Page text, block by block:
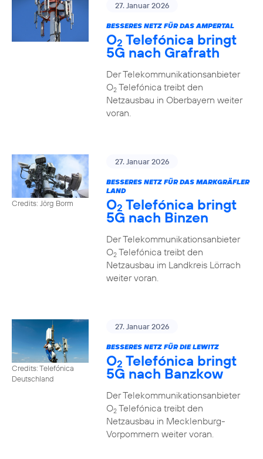
27. Januar 2026
BESSERES NETZ FÜR DAS AMPERTAL
O2 Telefónica bringt
5G nach Grafrath
Der Telekommunikationsanbieter
O2Telefónica treibt den
Netzausbau in Oberbayern weiter
voran.
Credits: Jörg Borm
27. Januar 2026
BESSERES NETZ FÜR DAS MARKGRÄFLER
LAND
O2 Telefónica bringt
5G nach Binzen
Der Telekommunikationsanbieter
O2Telefónica treibt den
Netzausbau im Landkreis Lörrach
weiter voran.
Credits: Telefónica
Deutschland
27. Januar 2026
BESSERES NETZ FÜR DIE LEWITZ
O2 Telefónica bringt
5G nach Banzkow
Der Telekommunikationsanbieter
O2Telefónica treibt den
Netzausbau in Mecklenburg-
Vorpommern weiter voran.